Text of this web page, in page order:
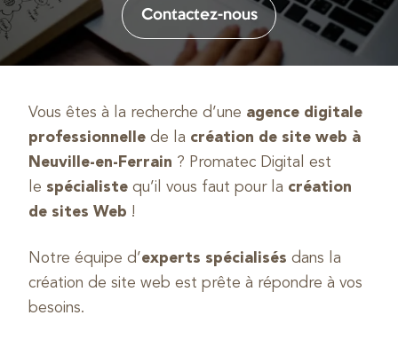
Contactez-nous
Vous êtes à la recherche d’une agence digitale
professionnelle de la création de site web à
Neuville-en-Ferrain ? Promatec Digital est
le spécialiste qu’il vous faut pour la création
de sites Web !
Notre équipe d’experts spécialisés dans la
création de site web est prête à répondre à vos
besoins.